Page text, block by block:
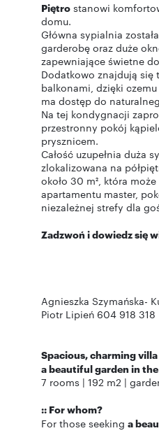
Piętro stanowi
domu.
Główna sypialnia
garderobę oraz duże
zapewniające świetne
Dodatkowo znajdują się
balkonami, dzięki
ma dostęp do
Na tej kondygnacji
przestronny pokój
prysznicem.
Całość uzupełnia duża
zlokalizowana na
około 30 m², która
apartamentu master,
niezależnej strefy dla
Zadzwoń i dowiedz się
Agnieszka Szymańska-
Piotr Lipień 604 918 318
Spacious, charming
a beautiful garden in
7 rooms | 192 m2 |
:: For whom?
For those seeking a